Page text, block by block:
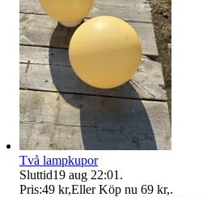
Två lampkupor
Sluttid19 aug 22:01 .
Pris:49 kr,Eller Köp nu 69 kr,.